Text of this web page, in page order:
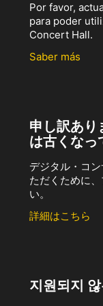
Por favor,
para poder
Concert Hall.
Saber más
申し訳あり
は古くなっ
デジタル・コ
ただくために
い。
詳細はこちら
지원되지